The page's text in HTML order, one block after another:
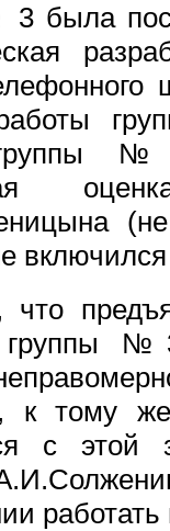
была
№3
что
группы
к тому
с
работать